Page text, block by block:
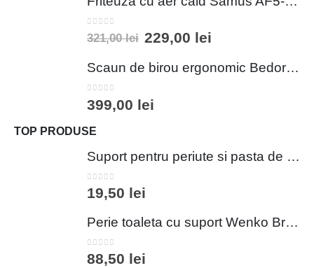
0out of 5
321,00lei 229,00 lei
Scaun de birou ergonomic Bedora Lotte, Mesh, Negru/Rosu
0out of 5
399,00 lei
TOP PRODUSE
Suport pentru periute si pasta de dinti Wenko Brasil Petrol 7.3 x 10.3 cm plastic verde inchis
0out of 5
19,50 lei
Perie toaleta cu suport Wenko Brasil Petrol 10x37 cm plastic verde inchis
0out of 5
88,50 lei